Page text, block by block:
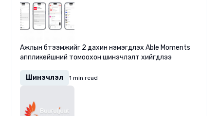
Ажлын бүтээмжийг 2 дахин нэмэгдүүлэх Able Moments
аппликейшний томоохон шинэчлэлт хийгдлээ
Шинэчлэл 1 min read